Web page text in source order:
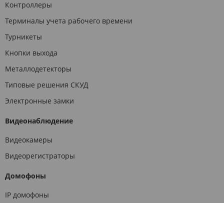
Контроллеры
Терминалы учета рабочего времени
Турникеты
Кнопки выхода
Металлодетекторы
Типовые решения СКУД
Электронные замки
Видеонаблюдение
Видеокамеры
Видеорегистраторы
Домофоны
IP домофоны